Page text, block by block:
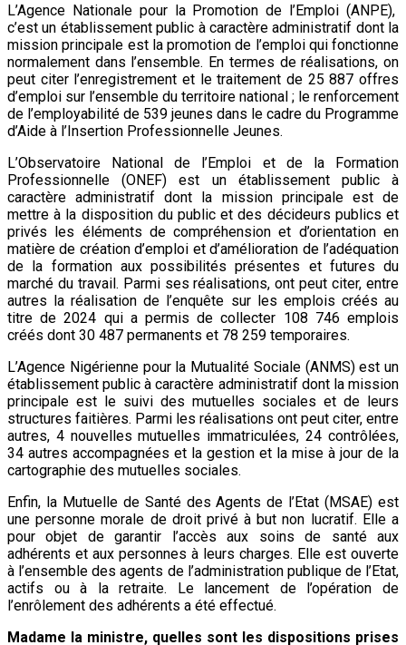
L’Agence Nationale pour la Promotion de l’Emploi (ANPE),
c’est un établissement public à caractère administratif dont la
mission principale est la promotion de l’emploi qui fonctionne
normalement dans l’ensemble. En termes de réalisations, on
peut citer l’enregistrement et le traitement de 25 887 offres
d’emploi sur l’ensemble du territoire national ; le renforcement
de l’employabilité de 539 jeunes dans le cadre du Programme
d’Aide à l’Insertion Professionnelle Jeunes.
L’Observatoire National de l’Emploi et de la Formation
Professionnelle (ONEF) est un établissement public à
caractère administratif dont la mission principale est de
mettre à la disposition du public et des décideurs publics et
privés les éléments de compréhension et d’orientation en
matière de création d’emploi et d’amélioration de l’adéquation
de la formation aux possibilités présentes et futures du
marché du travail. Parmi ses réalisations, ont peut citer, entre
autres la réalisation de l’enquête sur les emplois créés au
titre de 2024 qui a permis de collecter 108 746 emplois
créés dont 30 487 permanents et 78 259 temporaires.
L’Agence Nigérienne pour la Mutualité Sociale (ANMS) est un
établissement public à caractère administratif dont la mission
principale est le suivi des mutuelles sociales et de leurs
structures faitières. Parmi les réalisations ont peut citer, entre
autres, 4 nouvelles mutuelles immatriculées, 24 contrôlées,
34 autres accompagnées et la gestion et la mise à jour de la
cartographie des mutuelles sociales.
Enfin, la Mutuelle de Santé des Agents de l’Etat (MSAE) est
une personne morale de droit privé à but non lucratif. Elle a
pour objet de garantir l’accès aux soins de santé aux
adhérents et aux personnes à leurs charges. Elle est ouverte
à l’ensemble des agents de l’administration publique de l’Etat,
actifs ou à la retraite. Le lancement de l’opération de
l’enrôlement des adhérents a été effectué.
Madame la ministre, quelles sont les dispositions prises